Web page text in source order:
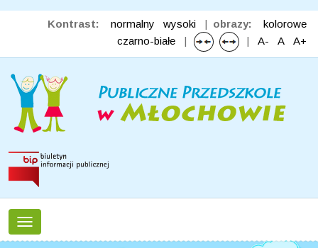
Kontrast: normalny wysoki | obrazy:
kolorowe
czarno-białe
| | A- A A+
Toggle
navigation